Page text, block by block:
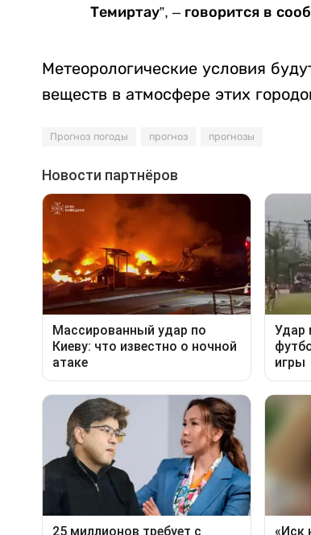
Темиртау”, – говорится в
Метеорологические условия
веществ в атмосфере этих
Прогноз погоды прогноз прогнозы